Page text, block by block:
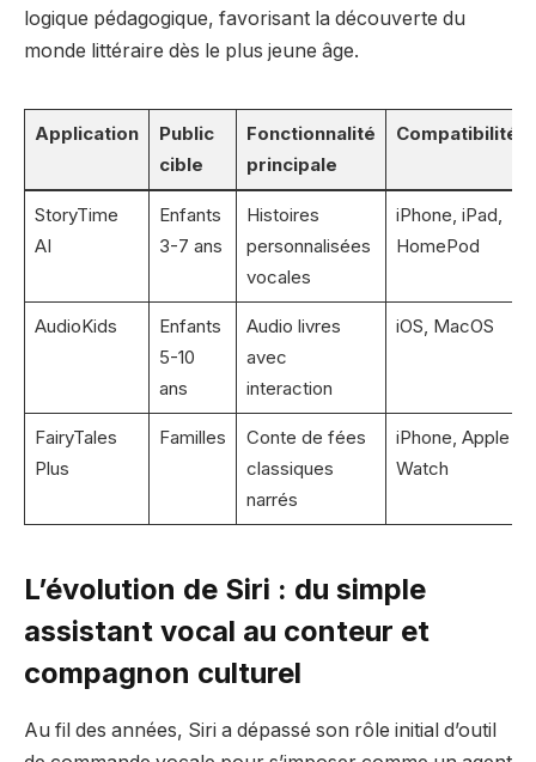
logique pédagogique, favorisant la découverte du
monde littéraire dès le plus jeune âge.
Application
Public
cible
Fonctionnalité
principale
Compatibilité
StoryTime
AI
Enfants
3-7 ans
Histoires
personnalisées
vocales
iPhone, iPad,
HomePod
AudioKids
Enfants
5-10
ans
Audio livres
avec
interaction
iOS, MacOS
FairyTales
Plus
Familles
Conte de fées
classiques
narrés
iPhone, Apple
Watch
L’évolution de Siri : du simple
assistant vocal au conteur et
compagnon culturel
Au fil des années, Siri a dépassé son rôle initial d’outil